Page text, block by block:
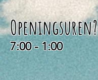
Openingsuren?
7:00 - 1:00